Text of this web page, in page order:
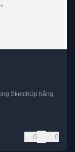
SketchUp bằng
0 0